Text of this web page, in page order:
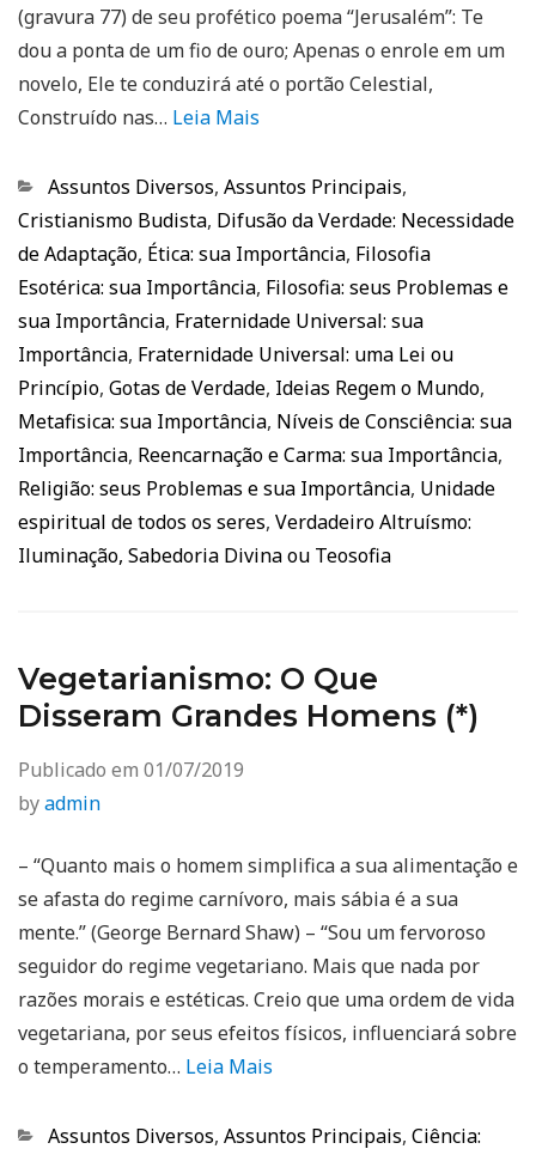
(gravura 77) de seu profético poema “Jerusalém”: Te
dou a ponta de um fio de ouro; Apenas o enrole em um
novelo, Ele te conduzirá até o portão Celestial,
Construído nas… Leia Mais
Categorias
Assuntos Diversos, Assuntos Principais,
Cristianismo Budista, Difusão da Verdade: Necessidade
de Adaptação, Ética: sua Importância, Filosofia
Esotérica: sua Importância, Filosofia: seus Problemas e
sua Importância, Fraternidade Universal: sua
Importância, Fraternidade Universal: uma Lei ou
Princípio, Gotas de Verdade, Ideias Regem o Mundo,
Metafisica: sua Importância, Níveis de Consciência: sua
Importância, Reencarnação e Carma: sua Importância,
Religião: seus Problemas e sua Importância, Unidade
espiritual de todos os seres, Verdadeiro Altruísmo:
Iluminação, Sabedoria Divina ou Teosofia
Vegetarianismo: O Que
Disseram Grandes Homens (*)
Publicado em 01/07/2019
byadmin
– “Quanto mais o homem simplifica a sua alimentação e
se afasta do regime carnívoro, mais sábia é a sua
mente.” (George Bernard Shaw) – “Sou um fervoroso
seguidor do regime vegetariano. Mais que nada por
razões morais e estéticas. Creio que uma ordem de vida
vegetariana, por seus efeitos físicos, influenciará sobre
o temperamento… Leia Mais
Categorias
Assuntos Diversos, Assuntos Principais, Ciência: